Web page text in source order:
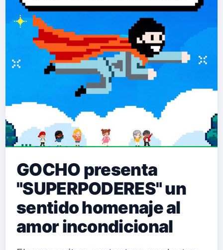
GOCHO presenta
"SUPERPODERES" un
sentido homenaje al
amor incondicional